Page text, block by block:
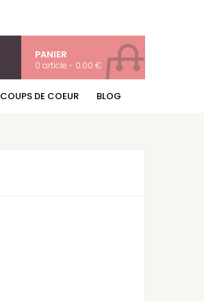
PANIER
0 article - 0.00 €
COUPS DE COEUR BLOG